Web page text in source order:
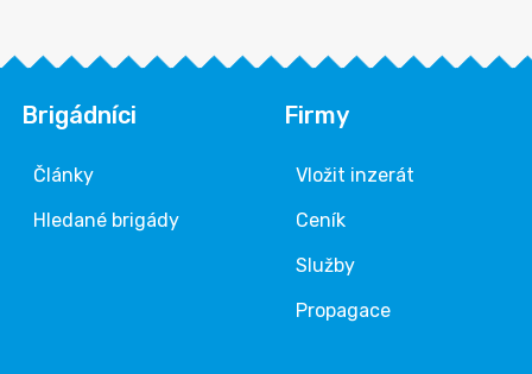
Brigádníci
Články
Hledané brigády
Firmy
Vložit inzerát
Ceník
Služby
Propagace